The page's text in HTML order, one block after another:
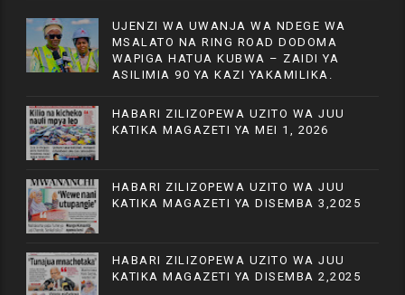
UJENZI WA UWANJA WA NDEGE WA
MSALATO NA RING ROAD DODOMA
WAPIGA HATUA KUBWA – ZAIDI YA
ASILIMIA 90 YA KAZI YAKAMILIKA.
HABARI ZILIZOPEWA UZITO WA JUU
KATIKA MAGAZETI YA MEI 1, 2026
HABARI ZILIZOPEWA UZITO WA JUU
KATIKA MAGAZETI YA DISEMBA 3,2025
HABARI ZILIZOPEWA UZITO WA JUU
KATIKA MAGAZETI YA DISEMBA 2,2025